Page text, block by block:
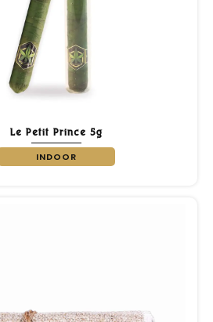
Le Petit Prince 5g
INDOOR